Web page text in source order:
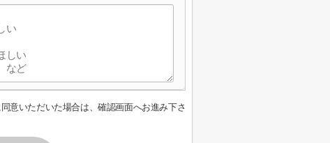
意いただいた場合は、確認画面へお進み下さ